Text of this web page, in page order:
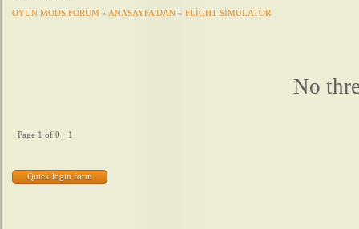
OYUN MODS FORUM » ANASAYFA'DAN » FLİGHT SİMULATOR
No
Page 1 of 0 1